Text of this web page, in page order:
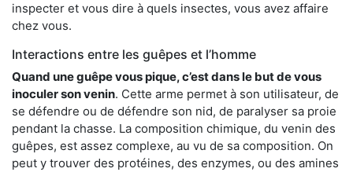
inspecter et vous dire à quels insectes, vous avez affaire
chez vous.
Interactions entre les guêpes et l’homme
Quand une guêpe vous pique, c’est dans le but de vous
inoculer son venin. Cette arme permet à son utilisateur, de
se défendre ou de défendre son nid, de paralyser sa proie
pendant la chasse. La composition chimique, du venin des
guêpes, est assez complexe, au vu de sa composition. On
peut y trouver des protéines, des enzymes, ou des amines